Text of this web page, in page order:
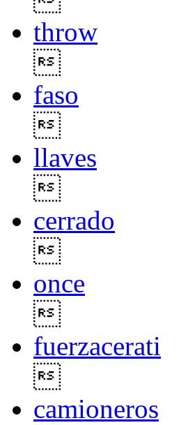
throw
faso
llaves
cerrado
once
fuerzacerati
camioneros